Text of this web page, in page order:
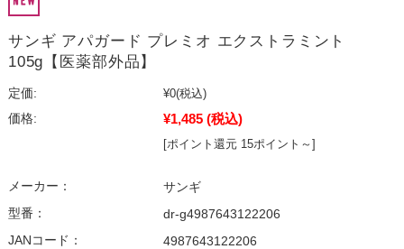
サンギ アパガード プレミオ エクストラミント
105g【医薬部外品】
定価: ¥0(税込)
価格:
¥1,485 (税込)
[ポイント還元 15ポイント～]
メーカー：
サンギ
型番：
dr-g4987643122206
JANコード：
4987643122206